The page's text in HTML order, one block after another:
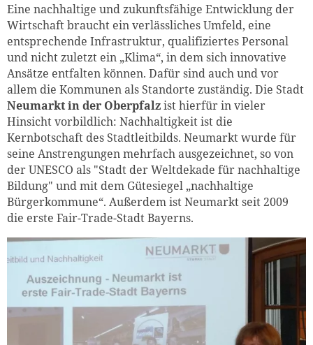
Eine nachhaltige und zukunftsfähige Entwicklung der
Wirtschaft braucht ein verlässliches Umfeld, eine
entsprechende Infrastruktur, qualifiziertes Personal
und nicht zuletzt ein „Klima“, in dem sich innovative
Ansätze entfalten können. Dafür sind auch und vor
allem die Kommunen als Standorte zuständig. Die Stadt
Neumarkt in der Oberpfalzist hierfür in vieler
Hinsicht vorbildlich: Nachhaltigkeit ist die
Kernbotschaft des Stadtleitbilds. Neumarkt wurde für
seine Anstrengungen mehrfach ausgezeichnet, so von
der UNESCO als "Stadt der Weltdekade für nachhaltige
Bildung" und mit dem Gütesiegel „nachhaltige
Bürgerkommune“. Außerdem ist Neumarkt seit 2009
die erste Fair-Trade-Stadt Bayerns.